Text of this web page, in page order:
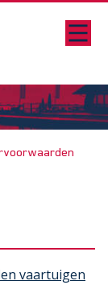
vaartuigen